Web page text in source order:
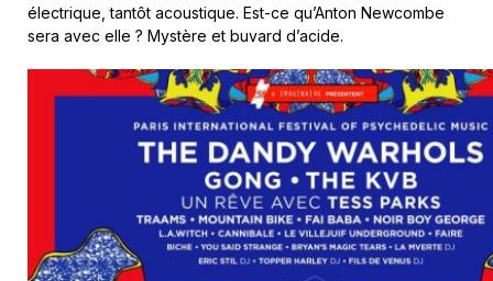
électrique, tantôt acoustique. Est-ce qu’Anton Newcombe
sera avec elle ? Mystère et buvard d’acide.